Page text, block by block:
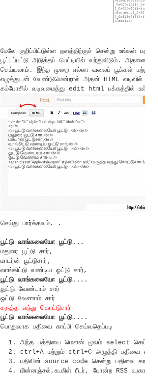
மேலே குறிப்பிட்டுள்ள தளத்திற்குச் சென்று உங்கள்
பூட்டப்பட்டு அடுத்தப் பெட்டியில் வந்துவிடும்.
செய்யலாம். இந்த முறை எல்லா வலைப் பூக்கள்
எழுத்துடன் வேண்டுமென்றால் அதன் HTML
கம்போசில் வடிவமைத்து edit html பக்கத்தில்
செய்து பார்க்கவும். .
பூட்டு வாங்கலையோ பூட்டு...
மதுரை பூட்டு சார்,
மாடர்ன் பூட்டுசார்,
வாங்கிட்டு வண்டிய ஓட்டு சார்,
பூட்டு வாங்கலையோ பூட்டு....
துட்டு வேண்டாம் சார்
ஓட்டு வேணாம் சார்
கருத்த வந்து கொட்டுசார்
பூட்டு வாங்கலையோ பூட்டு....
பொதுவாக பதிவை காப்பி செய்வதெப்படி
அந்த பத்தியை மௌஸ் மூலம் select
ctrl+A மற்றும் ctrl+C அழுத்தி பதிவை
பதிவின் source code சென்று பதிவை
மின்னஞ்சல்,கூகிள் ரீடர், போன்ற RSS